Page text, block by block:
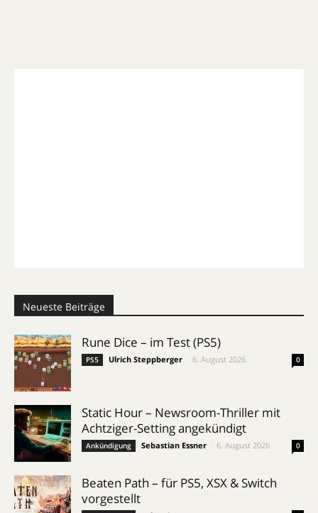
Neueste Beiträge
Rune Dice – im Test (PS5)
PS5 Ulrich Steppberger 6. August 2026 0
Static Hour – Newsroom-Thriller mit
Achtziger-Setting angekündigt
Ankündigung Sebastian Essner 6. August 2026 0
Beaten Path – für PS5, XSX & Switch
vorgestellt